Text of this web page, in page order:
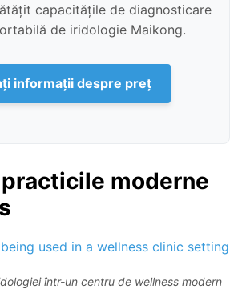
capacitățile de diagnosticare
de iridologie Maikong.
informații despre preț
moderne
într-un centru de wellness modern